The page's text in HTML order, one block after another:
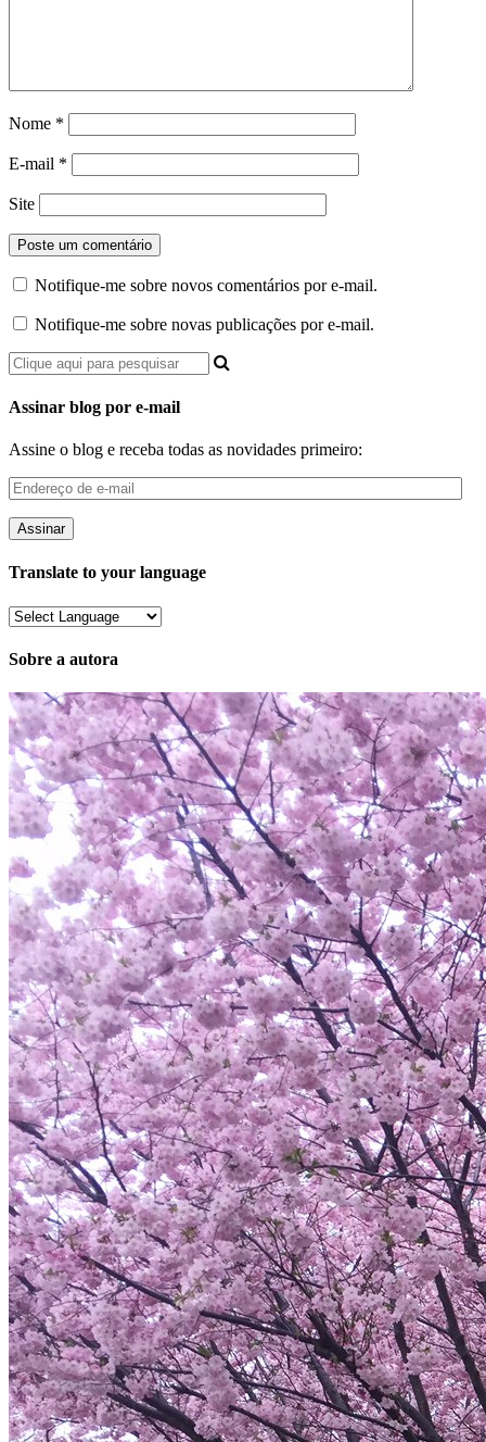
Nome *
E-mail *
Site
Notifique-me sobre novos comentários por e-mail.
Notifique-me sobre novas publicações por e-mail.
Assinar blog por e-mail
Assine o blog e receba todas as novidades primeiro:
Endereço
de
e-
mail
Translate to your language
Sobre a autora